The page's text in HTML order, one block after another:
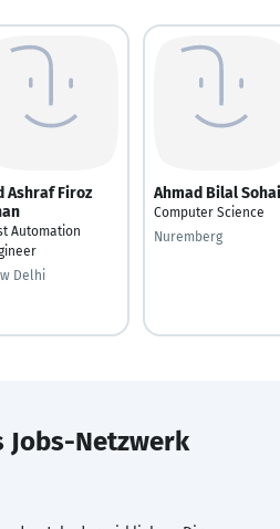
Ashraf Firoz
Automation
Delhi
Ahmad Bilal
Computer Science
Nuremberg
Jobs-Netzwerk